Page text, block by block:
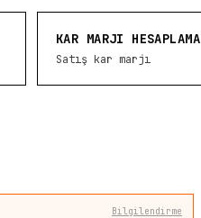
KAR MARJI HESAPLAMA
Satış kar marjı
Bilgilendirme